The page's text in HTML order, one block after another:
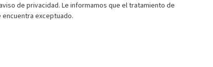
de privacidad. Le informamos que el tratamiento de
exceptuado.